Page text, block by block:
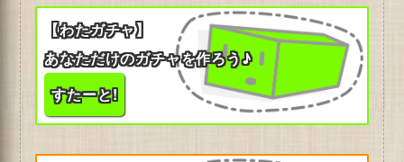
【わたガチャ】
あなただけのガチャを作ろう♪
すたーと!